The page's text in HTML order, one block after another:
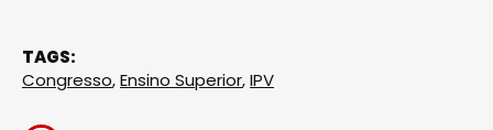
TAGS:
Congresso,Ensino Superior,IPV